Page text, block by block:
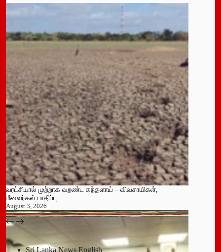
வரட்சியால் முற்றாக வறண்ட கந்தளாய் – விவசாயிகள்,
மீனவர்கள் பாதிப்பு
August 3, 2026
பதுளை மாநகர சபையின் NPP உறுப்பினர் திடீர் ராஜினாமா!
July 14, 2026
Sri Lanka News English